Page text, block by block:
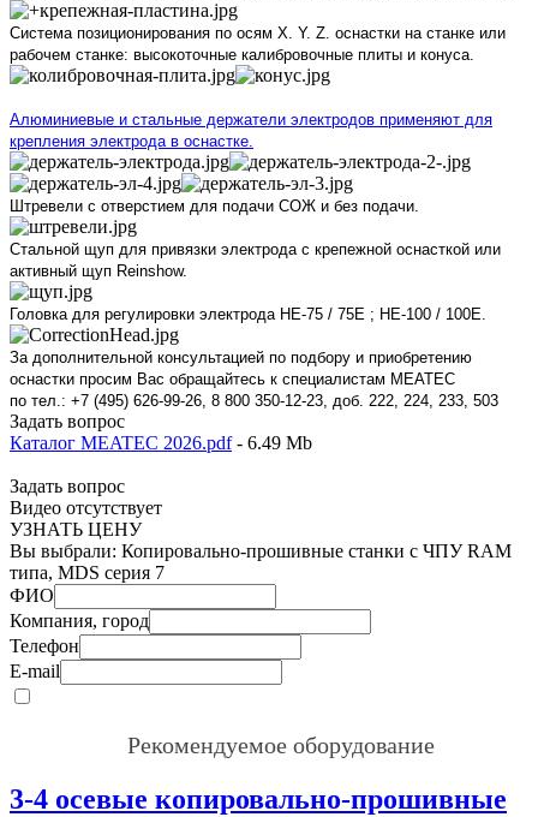
Система позиционирования по осям X. Y. Z. оснастки на станке или
рабочем станке: высокоточные калибровочные плиты и конуса.
Алюминиевые и стальные держатели электродов применяют для
крепления электрода в оснастке.
Штревели с отверстием для подачи СОЖ и без подачи.
Стальной щуп для привязки электрода с крепежной оснасткой или
активный щуп Reinshow.
Головка для регулировки электрода HE-75 / 75E ; HE-100 / 100E.
За дополнительной консультацией по подбору и приобретению
оснастки просим Вас обращайтесь к специалистам MEATEC
по тел.: +7 (495) 626-99-26, 8 800 350-12-23, доб. 222, 224, 233, 503
Задать вопрос
Каталог MEATEC 2026.pdf- 6.49 Mb
Задать вопрос
Видео отсутствует
УЗНАТЬ ЦЕНУ
Вы выбрали: Копировально-прошивные станки с ЧПУ RAM
типа, MDS серия 7
ФИО
Компания, город
Телефон
E-mail
Рекомендуемое оборудование
3-4 осевые копировально-прошивные